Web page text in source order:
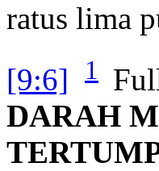
ratus lima
[9:6]
1
DARAH